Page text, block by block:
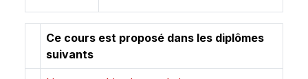
Ce cours est proposé dans les diplômes
suivants